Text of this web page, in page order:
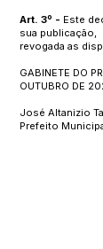
Art. 3º - Este
sua publicação,
revogada as
GABINETE DO
OUTUBRO DE
José Altanizio
Prefeito